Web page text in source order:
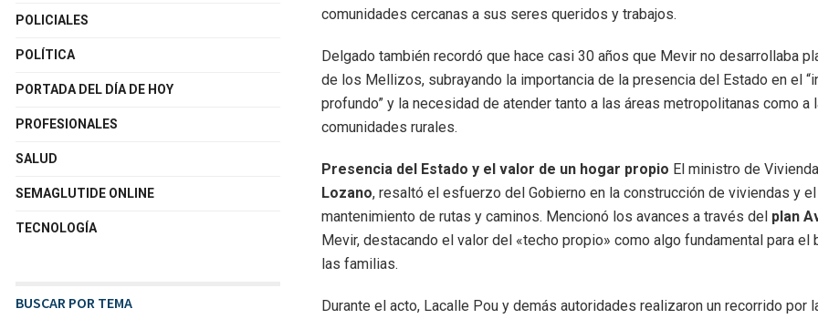
comunidades cercanas a sus seres queridos y trabajos.
Delgado también recordó que hace casi 30 años que Mevir no desarrollaba
de los Mellizos, subrayando la importancia de la presencia del Estado en el
profundo” y la necesidad de atender tanto a las áreas metropolitanas como a
comunidades rurales.
Presencia del Estado y el valor de un hogar propio El ministro de
Lozano, resaltó el esfuerzo del Gobierno en la construcción de viviendas y el
mantenimiento de rutas y caminos. Mencionó los avances a través del plan
Mevir, destacando el valor del «techo propio» como algo fundamental para el
las familias.
Durante el acto, Lacalle Pou y demás autoridades realizaron un recorrido por
POLICIALES
POLÍTICA
PORTADA DEL DÍA DE HOY
PROFESIONALES
SALUD
SEMAGLUTIDE ONLINE
TECNOLOGÍA
BUSCAR POR TEMA